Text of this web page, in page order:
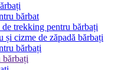
bărbat
trekking pentru bărbați
și cizme de zăpadă bărbați
bărbați
bărbați